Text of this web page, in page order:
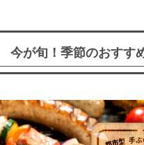
今が旬！季節のおすす